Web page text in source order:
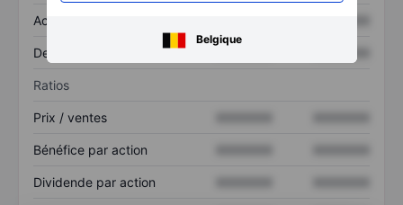
Belgique
Actif total
Dette totale
Ratios
Prix / ventes
Bénéfice par action
Dividende par action